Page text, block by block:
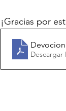
¡Gracias por
Descargar